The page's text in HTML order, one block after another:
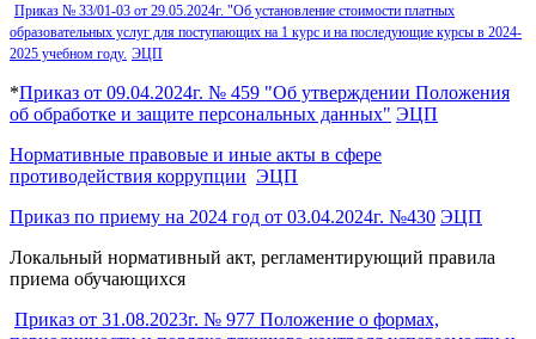
Приказ № 33/01-03 от 29.05.2024г. "Об установление стоимости платных
образовательных услуг для поступающих на 1 курс и на последующие курсы в 2024-
2025 учебном году. ЭЦП
*Приказ от 09.04.2024г. № 459 "Об утверждении Положения
об обработке и защите персональных данных" ЭЦП
Нормативные правовые и иные акты в сфере
противодействия коррупции ЭЦП
Приказ по приему на 2024 год от 03.04.2024г. №430 ЭЦП
Локальный нормативный акт, регламентирующий правила
приема обучающихся
Приказ от 31.08.2023г. № 977 Положение о формах,